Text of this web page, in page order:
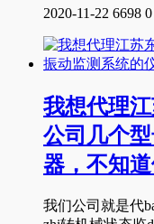
2020-11-22 6698 0
我想代理
公司几个
器，不知
我们公司就是代